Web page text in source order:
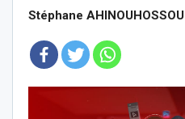
Stéphane AHINOUHOSSOU